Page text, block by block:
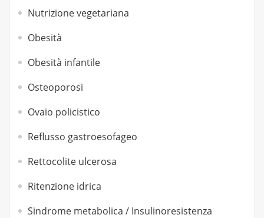
Nutrizione vegetariana
Obesità
Obesità infantile
Osteoporosi
Ovaio policistico
Reflusso gastroesofageo
Rettocolite ulcerosa
Ritenzione idrica
Sindrome metabolica / Insulinoresistenza